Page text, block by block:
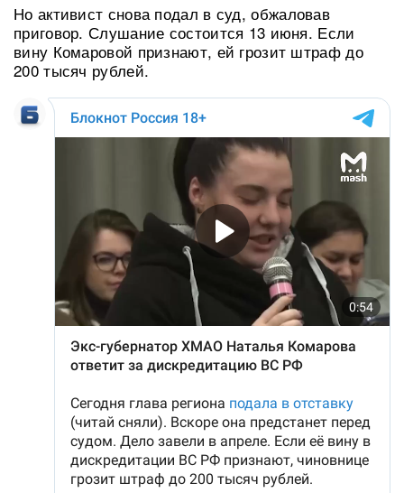
Но активист снова подал в суд, обжаловав
приговор. Слушание состоится 13 июня. Если
вину Комаровой признают, ей грозит штраф до
200 тысяч рублей.